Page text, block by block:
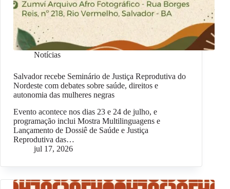
Notícias
Salvador recebe Seminário de Justiça Reprodutiva do
Nordeste com debates sobre saúde, direitos e
autonomia das mulheres negras
Evento acontece nos dias 23 e 24 de julho, e
programação inclui Mostra Multilinguagens e
Lançamento de Dossiê de Saúde e Justiça
Reprodutiva das…
jul 17, 2026